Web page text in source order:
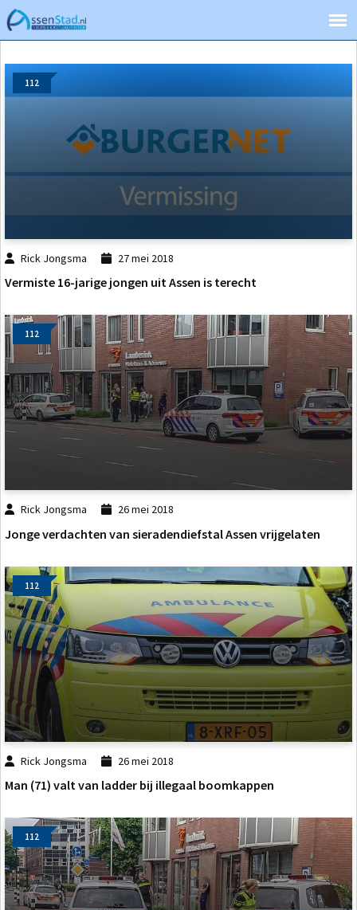
112
Rick Jongsma 27 mei 2018
Vermiste 16-jarige jongen uit Assen is terecht
112
Rick Jongsma 26 mei 2018
Jonge verdachten van sieradendiefstal Assen vrijgelaten
112
Rick Jongsma 26 mei 2018
Man (71) valt van ladder bij illegaal boomkappen
112